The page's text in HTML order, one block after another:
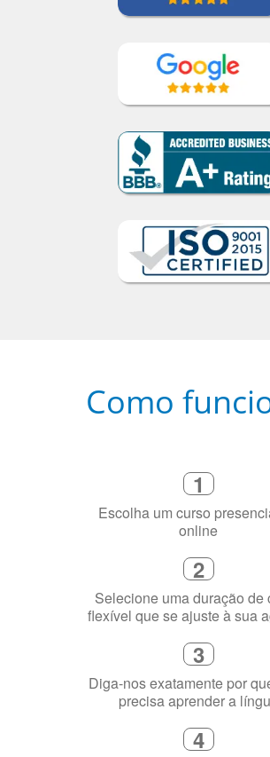
Como
1
Escolha um curso
online
2
Selecione uma duração de
flexível que se ajuste à sua
3